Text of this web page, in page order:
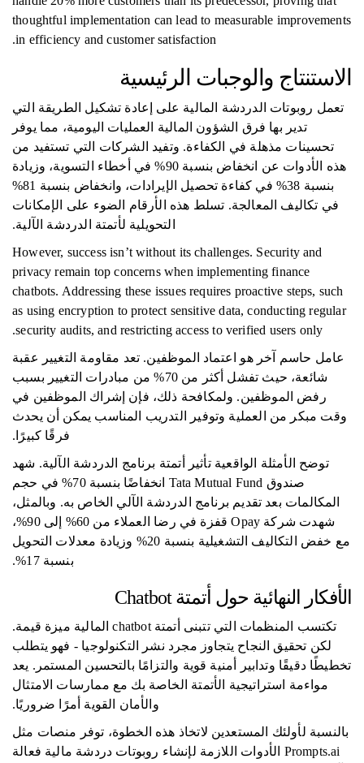
thoughtful implementation can lead to measurable improvements
in efficiency and customer satisfaction.
الاستنتاج والوجبات الرئيسية
تعمل روبوتات الدردشة المالية على إعادة تشكيل الطريقة التي
تدير بها فرق الشؤون المالية العمليات اليومية، مما يوفر
تحسينات مذهلة في الكفاءة. وتفيد الشركات التي تستفيد من
هذه الأدوات عن انخفاض بنسبة 90% في أخطاء التسوية، وزيادة
بنسبة 38% في كفاءة تحصيل الإيرادات، وانخفاض بنسبة 81%
في تكاليف المعالجة. تسلط هذه الأرقام الضوء على الإمكانات
التحويلية لأتمتة الدردشة الآلية.
However, success isn’t without its challenges. Security and
privacy remain top concerns when implementing finance
chatbots. Addressing these issues requires proactive steps, such
as using encryption to protect sensitive data, conducting regular
security audits, and restricting access to verified users only.
عامل حاسم آخر هو اعتماد الموظفين. تعد مقاومة التغيير عقبة
شائعة، حيث تفشل أكثر من 70% من مبادرات التغيير بسبب
رفض الموظفين. ولمكافحة ذلك، فإن إشراك الموظفين في
وقت مبكر من العملية وتوفير التدريب المناسب يمكن أن يحدث
فرقًا كبيرًا.
توضح الأمثلة الواقعية تأثير أتمتة برنامج الدردشة الآلية. شهد
صندوق Tata Mutual Fund انخفاضًا بنسبة 70% في حجم
المكالمات بعد تقديم برنامج الدردشة الآلي الخاص به. وبالمثل،
شهدت شركة Opay قفزة في رضا العملاء من 60% إلى 90%،
مع خفض التكاليف التشغيلية بنسبة 20% وزيادة معدلات التحويل
بنسبة 17%.
الأفكار النهائية حول أتمتة Chatbot
تكتسب المنظمات التي تتبنى أتمتة chatbot المالية ميزة قيمة.
لكن تحقيق النجاح يتجاوز مجرد نشر التكنولوجيا - فهو يتطلب
تخطيطًا دقيقًا وتدابير أمنية قوية والتزامًا بالتحسين المستمر. يعد
مواءمة استراتيجية الأتمتة الخاصة بك مع ممارسات الامتثال
والأمان القوية أمرًا ضروريًا.
بالنسبة لأولئك المستعدين لاتخاذ هذه الخطوة، توفر منصات مثل
Prompts.ai الأدوات اللازمة لإنشاء روبوتات دردشة مالية فعالة